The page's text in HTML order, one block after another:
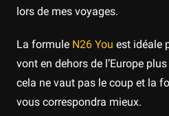
lors de mes voyages.
La formule N26 You est idéale
vont en dehors de l’Europe
cela ne vaut pas le coup et la
vous correspondra mieux.